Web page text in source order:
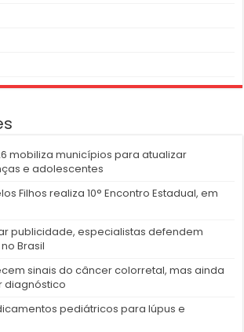
mobiliza municípios para atualizar
e adolescentes
Filhos realiza 10° Encontro Estadual, em
publicidade, especialistas defendem
Brasil
sinais do câncer colorretal, mas ainda
diagnóstico
pediátricos para lúpus e